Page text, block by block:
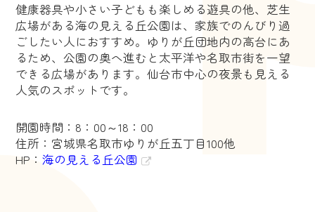
健康器具や小さい子どもも楽しめる遊具の他、芝生
広場がある海の見える丘公園は、家族でのんびり過
ごしたい人におすすめ。ゆりが丘団地内の高台にあ
るため、公園の奥へ進むと太平洋や名取市街を一望
できる広場があります。仙台市中心の夜景も見える
人気のスポットです。
開園時間：8：00～18：00
住所：宮城県名取市ゆりが丘五丁目100他
HP：海の見える丘公園